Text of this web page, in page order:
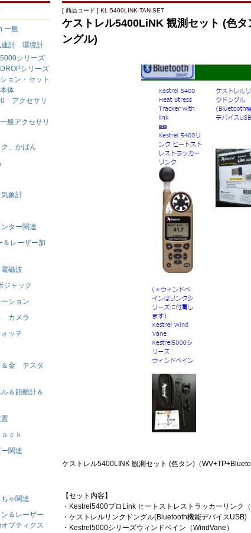
[ 商品コード ] KL-5400LINK-TAN-SET
ケストレル5400LiNK 観測セット (色
ングル)
ケストレル5400LINK 観測セット (色タン)（
【セット内容】
・Kestrel5400プロLink ヒートストレストラッカーリンク（
・ケストレルリンクドングル(Bluetooth機能デバイスUSB)
・Kestrel5000シリーズウィンドベイン（WindVane）
一般
速計 環境計
シリーズ
シリーズ
ョン・セット
体
アクセサリ
般アクセサリ
、かばん
象計
ター関連
＆レーザー加
磁波
ジャック
ション
カメラ
ッチ
＆金 テスタ
＆距離計＆
ｃｋ
関連
ゃ関連
＆レーザー
プティクス